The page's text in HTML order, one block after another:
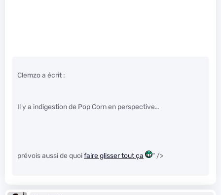
Clemzo a écrit :
Il y a indigestion de Pop Corn en perspective…
prévois aussi de quoifaire glisser tout ça " />